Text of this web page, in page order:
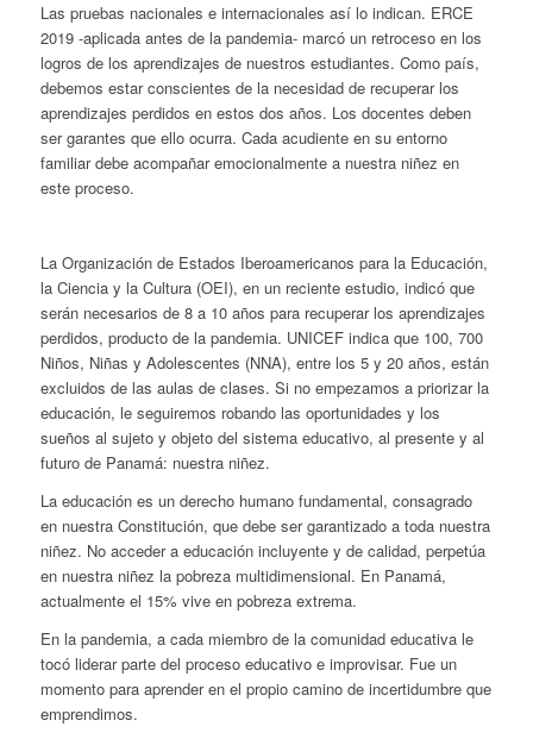
Las pruebas nacionales e internacionales así lo indican. ERCE
2019 -aplicada antes de la pandemia- marcó un retroceso en los
logros de los aprendizajes de nuestros estudiantes. Como país,
debemos estar conscientes de la necesidad de recuperar los
aprendizajes perdidos en estos dos años. Los docentes deben
ser garantes que ello ocurra. Cada acudiente en su entorno
familiar debe acompañar emocionalmente a nuestra niñez en
este proceso.
La Organización de Estados Iberoamericanos para la Educación,
la Ciencia y la Cultura (OEI), en un reciente estudio, indicó que
serán necesarios de 8 a 10 años para recuperar los aprendizajes
perdidos, producto de la pandemia. UNICEF indica que 100, 700
Niños, Niñas y Adolescentes (NNA), entre los 5 y 20 años, están
excluidos de las aulas de clases. Si no empezamos a priorizar la
educación, le seguiremos robando las oportunidades y los
sueños al sujeto y objeto del sistema educativo, al presente y al
futuro de Panamá: nuestra niñez.
La educación es un derecho humano fundamental, consagrado
en nuestra Constitución, que debe ser garantizado a toda nuestra
niñez. No acceder a educación incluyente y de calidad, perpetúa
en nuestra niñez la pobreza multidimensional. En Panamá,
actualmente el 15% vive en pobreza extrema.
En la pandemia, a cada miembro de la comunidad educativa le
tocó liderar parte del proceso educativo e improvisar. Fue un
momento para aprender en el propio camino de incertidumbre que
emprendimos.